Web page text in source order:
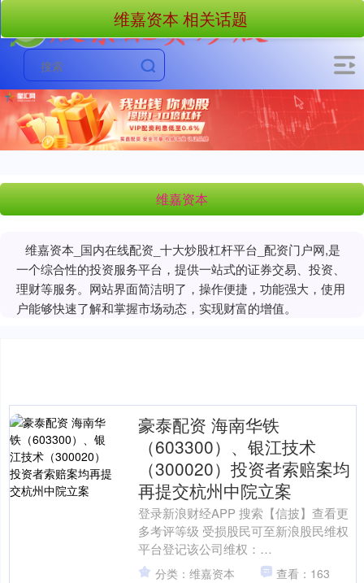
维嘉资本
维嘉资本_国内在线配资_十大炒股杠杆平台_配资门户网,是
一个综合性的投资服务平台，提供一站式的证券交易、投资、
理财等服务。网站界面简洁明了，操作便捷，功能强大，使用
户能够快速了解和掌握市场动态，实现财富的增值。
维嘉资本 相关话题
豪泰配资 海南华铁
（603300）、银江技术
（300020）投资者索赔案均
再提交杭州中院立案
登录新浪财经APP 搜索【信披】查看更
多考评等级 受损股民可至新浪股民维权
平台登记该公司维权：
http://wq.finance.sina.com.cn/ 关注....
分类：维嘉资本 查看：163